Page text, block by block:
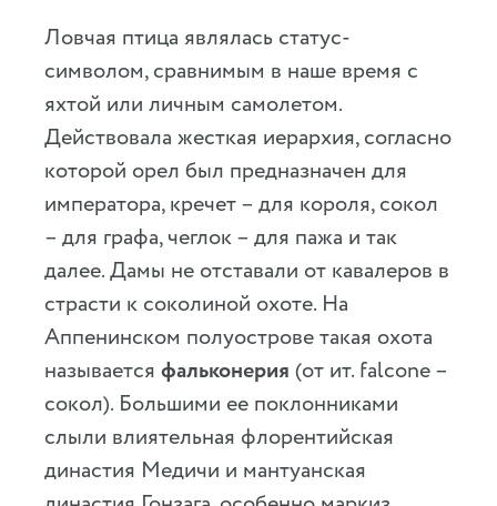
Ловчая птица являлась статус-
символом, сравнимым в наше время с
яхтой или личным самолетом.
Действовала жесткая иерархия, согласно
которой орел был предназначен для
императора, кречет – для короля, сокол
– для графа, чеглок – для пажа и так
далее. Дамы не отставали от кавалеров в
страсти к соколиной охоте. На
Аппенинском полуострове такая охота
называется фальконерия (от ит. falcone –
сокол). Большими ее поклонниками
слыли влиятельная флорентийская
династия Медичи и мантуанская